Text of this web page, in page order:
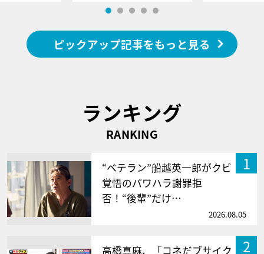
ピックアップ記事をもっと見る
ランキング
RANKING
1
“ベテラン”船越英一郎がクビ
覚悟のパワハラ謝罪拒
否！“後輩”だけ…
2026.08.05
2
高橋真麻、「コネだブサイク